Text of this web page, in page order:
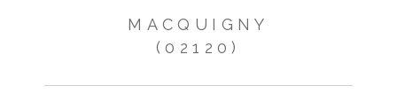
MACQUIGNY
(02120)